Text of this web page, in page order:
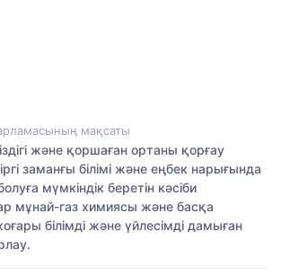
мақсаты
және қоршаған ортаны қорғау
заманғы білімі және еңбек нарығында
мүмкіндік беретін кәсіби
мұнай-газ химиясы және басқа
білімді және үйлесімді дамыған